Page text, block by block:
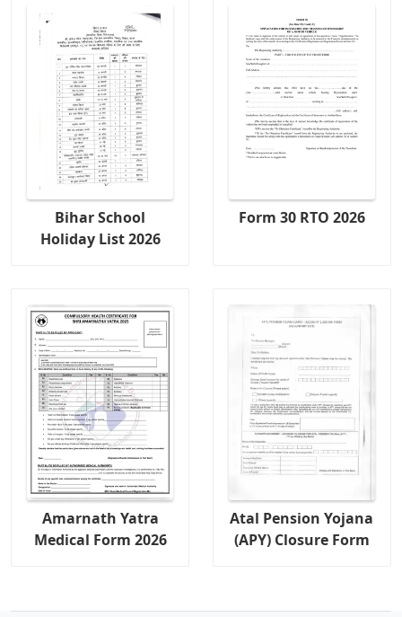
Bihar School
Holiday List 2026
Form 30 RTO 2026
Amarnath Yatra
Medical Form 2026
Atal Pension Yojana
(APY) Closure Form